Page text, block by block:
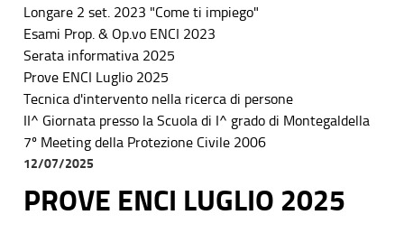
Longare 2 set. 2023 "Come ti impiego"
Esami Prop. & Op.vo ENCI 2023
Serata informativa 2025
Prove ENCI Luglio 2025
Tecnica d'intervento nella ricerca di persone
II^ Giornata presso la Scuola di I^ grado di Montegaldella
7º Meeting della Protezione Civile 2006
12/07/2025
PROVE ENCI LUGLIO 2025